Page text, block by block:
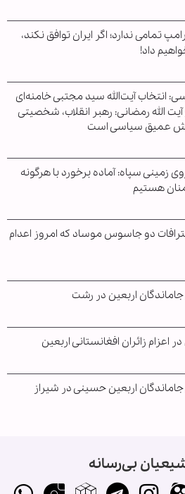
تمامی ندارد؛ اگر ایران توافق نکند،
داد!
انتخاب آیت‌الله سید مجتبی خامنه‌ای
الله رمضانی: رهبر انقلاب، شخصیتی
عمیق سیاسی است
زمینی سپاه: آماده برخورد با هرگونه
هستیم
دو جاسوس موساد که امروز اعدام
اربعین در رشت
اعزام زائران افغانستانی اربعین
اربعین حسینی در شیراز
بی‌رسانه